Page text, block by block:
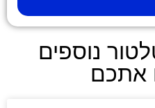
נוספים
אתכם